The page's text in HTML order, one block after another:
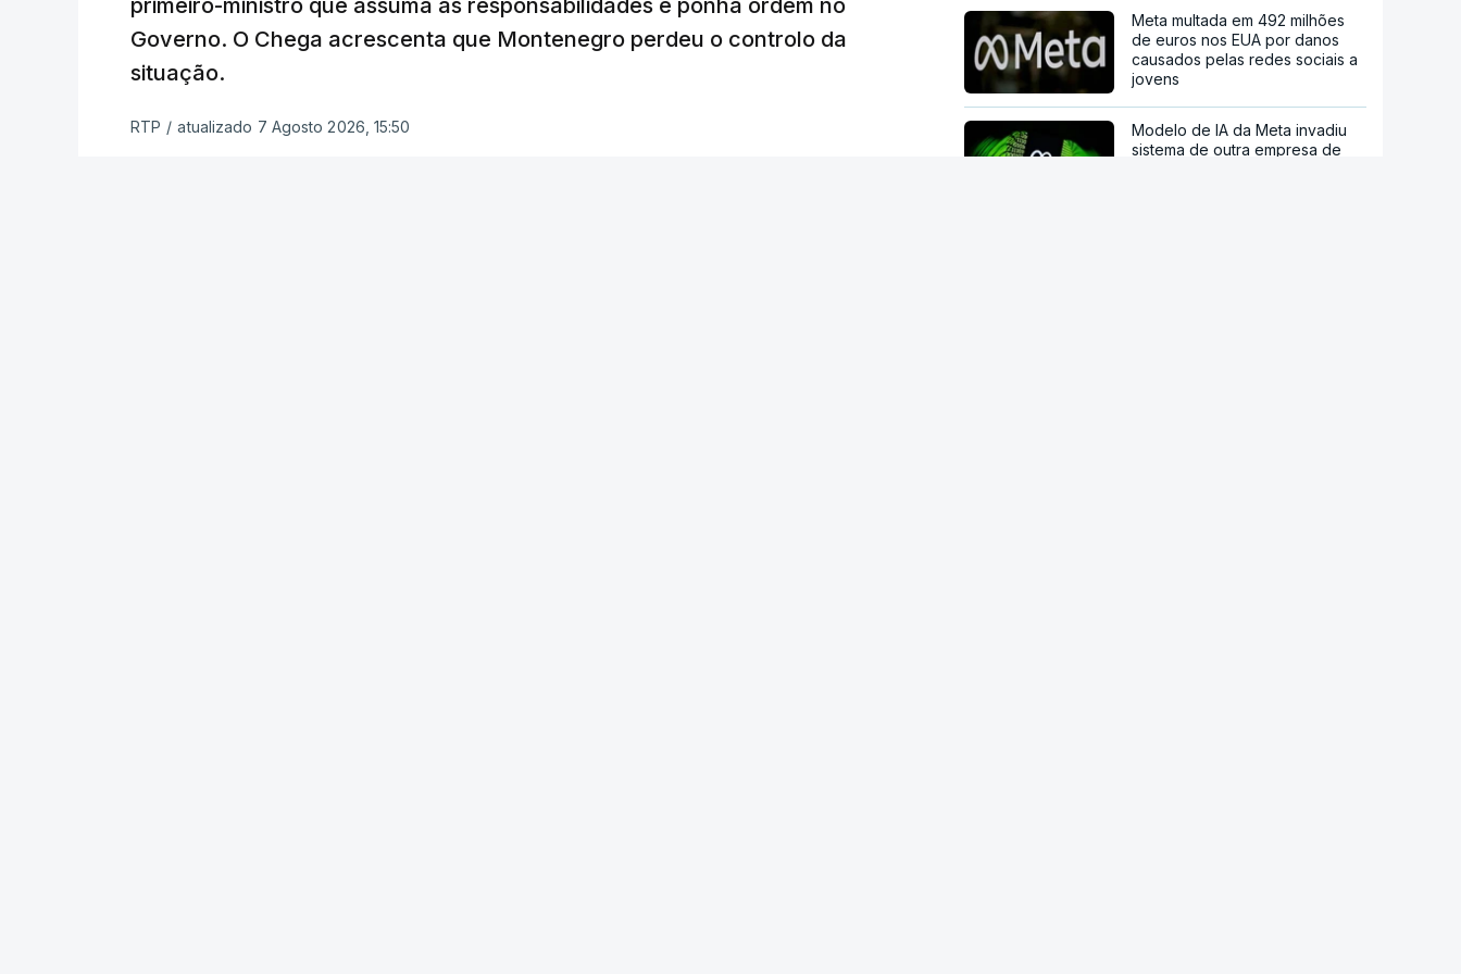
atualizado 7 Agosto 2026, 14:26
primeiro-ministro que assuma as responsabilidades e ponha ordem no
Governo. O Chega acrescenta que Montenegro perdeu o controlo da
situação.
RTP / atualizado 7 Agosto 2026, 15:50
Meta multada em 492 milhões
de euros nos EUA por danos
causados pelas redes sociais a
jovens
Modelo de IA da Meta invadiu
sistema de outra empresa de